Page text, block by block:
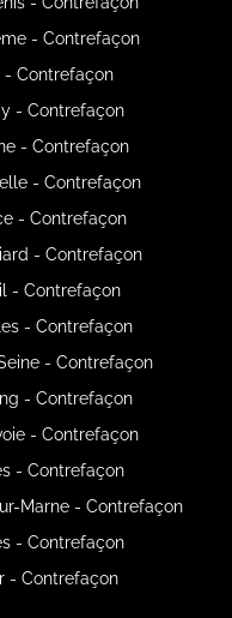
- Contrefaçon
- Contrefaçon
- Contrefaçon
- Contrefaçon
- Contrefaçon
- Contrefaçon
- Contrefaçon
- Contrefaçon
- Contrefaçon
- Contrefaçon
- Contrefaçon
- Contrefaçon
- Contrefaçon
Marne - Contrefaçon
- Contrefaçon
- Contrefaçon